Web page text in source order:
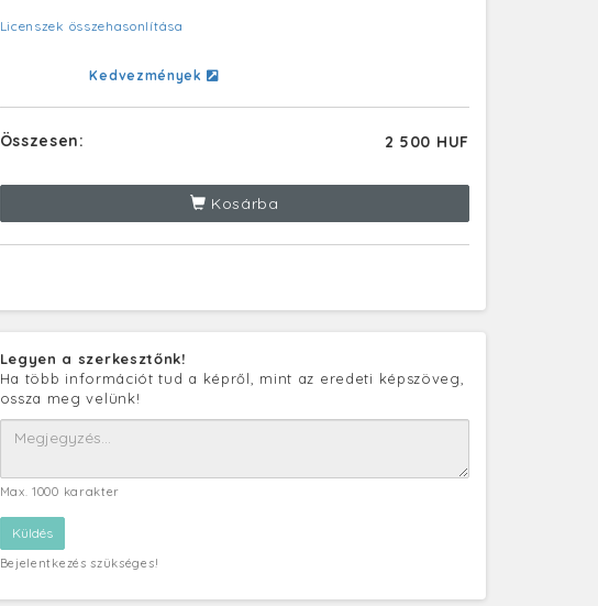
Licenszek összehasonlítása
Kedvezmények
Összesen: 2 500 HUF
Kosárba
Legyen a szerkesztőnk!
Ha több információt tud a képről, mint az eredeti képszöveg,
ossza meg velünk!
Max. 1000 karakter
Bejelentkezés szükséges!